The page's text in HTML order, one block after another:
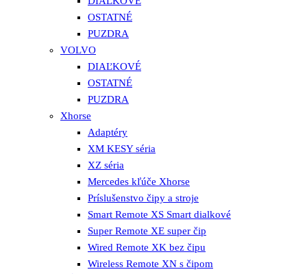
OSTATNÉ
PUZDRA
VOLVO
DIAĽKOVÉ
OSTATNÉ
PUZDRA
Xhorse
Adaptéry
XM KESY séria
XZ séria
Mercedes kľúče Xhorse
Príslušenstvo čipy a stroje
Smart Remote XS Smart dialkové
Super Remote XE super čip
Wired Remote XK bez čipu
Wireless Remote XN s čipom